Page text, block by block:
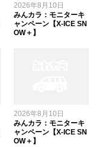
2026年8月10日
みんカラ：モニターキ
ャンペーン【X-ICE SN
OW＋】
2026年8月10日
みんカラ：モニターキ
ャンペーン【X-ICE SN
OW＋】